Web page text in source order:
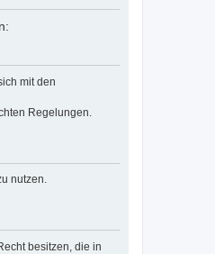
mit den
Regelungen.
nutzen.
besitzen, die in